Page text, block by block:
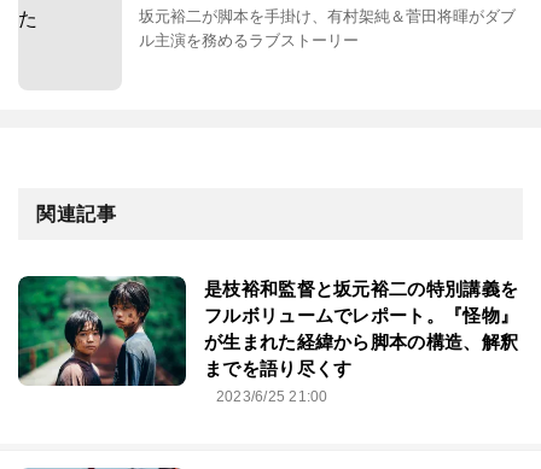
坂元裕二が脚本を手掛け、有村架純＆菅田将暉がダブ
ル主演を務めるラブストーリー
関連記事
是枝裕和監督と坂元裕二の特別講義を
フルボリュームでレポート。『怪物』
が生まれた経緯から脚本の構造、解釈
までを語り尽くす
2023/6/25 21:00